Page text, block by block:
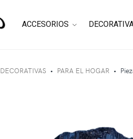
ACCESORIOS
DECORATIVAS • PARA EL HOGAR •